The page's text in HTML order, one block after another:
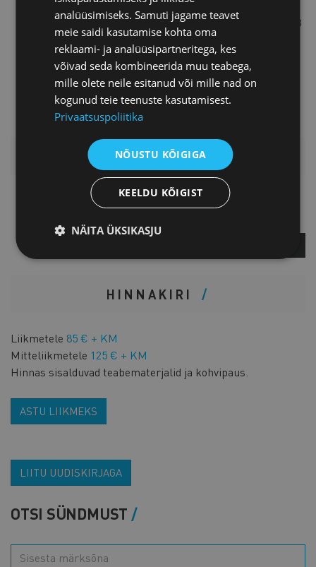
maksunduse lektorina Estonian
Business Schoolis, kus ta 2012/2013
õppeaastal valiti tudengite poolt
parimaks erialaõppejõuks. On
mitmete maksuõiguse artiklite
autor.
LISAINFO
Kati Krass
HINNAKIRI
Liikmetele 85 € + KM
Mitteliikmetele 125 € + KM
Hinnas sisalduvad teabematerjalid ja kohvipaus.
ASTU LIIKMEKS
LIITU UUDISKIRJAGA
OTSI SÜNDMUST
analüüsimiseks. Samuti jagame teavet
meie saidi kasutamise kohta oma
reklaami- ja analüüsipartneritega, kes
võivad seda kombineerida muu teabega,
mille olete neile esitanud või mille nad on
kogunud teie teenuste kasutamisest.
Privaatsuspoliitika
NÕUSTU KÕIGIGA
KEELDU KÕIGIST
NÄITA ÜKSIKASJU